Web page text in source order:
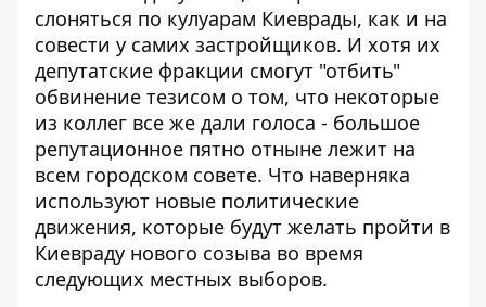
слоняться по кулуарам Киеврады, как и на
совести у самих застройщиков. И хотя их
депутатские фракции смогут "отбить"
обвинение тезисом о том, что некоторые
из коллег все же дали голоса - большое
репутационное пятно отныне лежит на
всем городском совете. Что наверняка
используют новые политические
движения, которые будут желать пройти в
Киевраду нового созыва во время
следующих местных выборов.